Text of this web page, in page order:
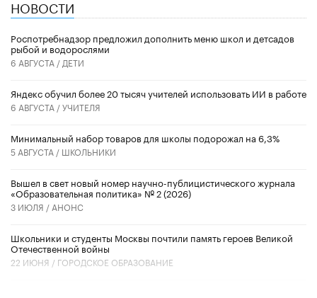
НОВОСТИ
Роспотребнадзор предложил дополнить меню школ и детсадов
рыбой и водорослями
6 АВГУСТА / ДЕТИ
​Яндекс обучил более 20 тысяч учителей использовать ИИ в работе
6 АВГУСТА /УЧИТЕЛЯ
Минимальный набор товаров для школы подорожал на 6,3%
5 АВГУСТА / ШКОЛЬНИКИ
Вышел в свет новый номер научно-публицистического журнала
«Образовательная политика» № 2 (2026)
3 ИЮЛЯ / АНОНС
Школьники и студенты Москвы почтили память героев Великой
Отечественной войны
22 ИЮНЯ / ГОРОДСКОЕ ОБРАЗОВАНИЕ